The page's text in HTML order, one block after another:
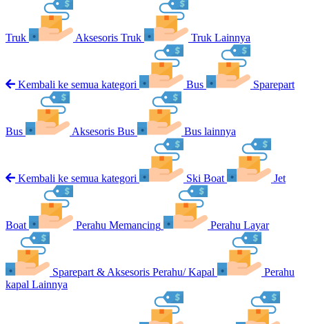
Truk Aksesoris Truk Truk Lainnya
Kembali ke semua kategori Bus Sparepart
Bus Aksesoris Bus Bus lainnya
Kembali ke semua kategori Ski Boat Jet
Boat Perahu Memancing Perahu Layar
Sparepart & Aksesoris Perahu/ Kapal
Perahu
kapal Lainnya